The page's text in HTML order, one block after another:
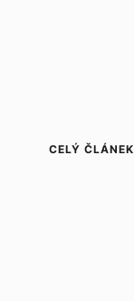
CELÝ ČLÁNEK